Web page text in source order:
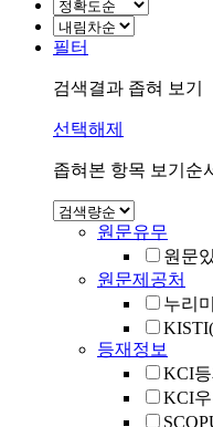
필터
검색결과 좁혀 보기
선택해제
좁혀본 항목 보기순
원문유무
원문
원문제공처
누리
등재정보
KCI등
KCI